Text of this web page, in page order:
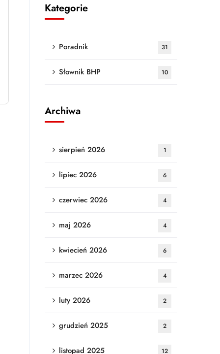
Kategorie
Poradnik 31
Słownik BHP 10
Archiwa
sierpień 2026 1
lipiec 2026 6
czerwiec 2026 4
maj 2026 4
kwiecień 2026 6
marzec 2026 4
luty 2026 2
grudzień 2025 2
listopad 2025 12